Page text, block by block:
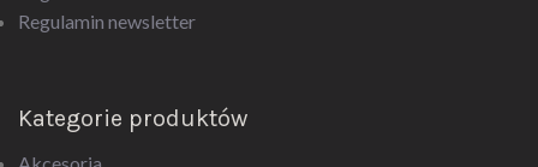
Regulamin newsletter
Kategorie produktów
Akcesoria